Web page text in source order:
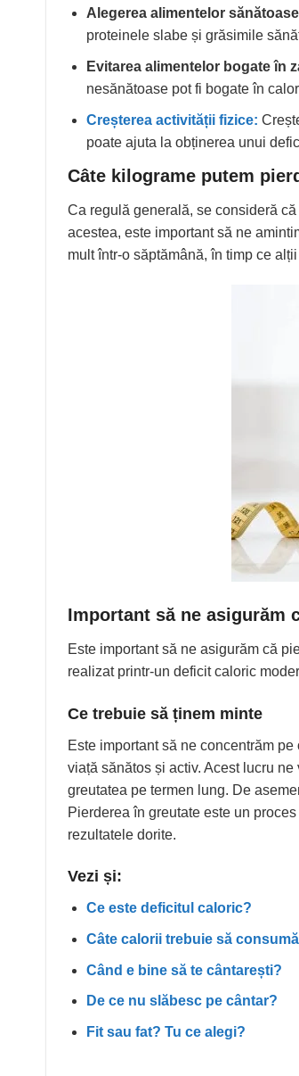
Alegerea alimentelor
proteinele slabe și grăsimile
Evitarea alimentelor bogate în
nesănătoase pot fi bogate în
Creșterea activității fizice:
poate ajuta la obținerea unui
Câte kilograme putem
Ca regulă generală, se consideră
acestea, este important să ne
mult într-o săptămână, în timp ce
Important să ne asigurăm
Este important să ne asigurăm că
realizat printr-un deficit caloric
Ce trebuie să ținem minte
Este important să ne concentrăm
viață sănătos și activ. Acest lucru
greutatea pe termen lung. De
Pierderea în greutate este un
rezultatele dorite.
Vezi și:
Ce este deficitul caloric?
Câte calorii trebuie să
Când e bine să te cântarești?
De ce nu slăbesc pe cântar?
Fit sau fat? Tu ce alegi?